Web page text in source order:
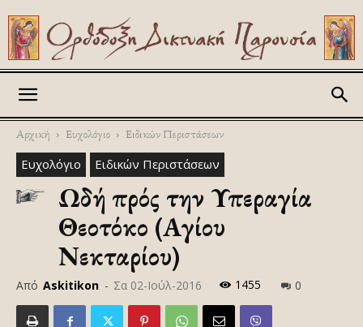
Αρχική Ευχολόγιο Ειδικών Περιστάσεων
Ευχολόγιο Ειδικών Περιστάσεων
Ωδή πρός την Υπεραγία
Θεοτόκο (Αγίου
Νεκταρίου)
Από Askitikon - Σα 02-Ιούλ-2016 1455 0